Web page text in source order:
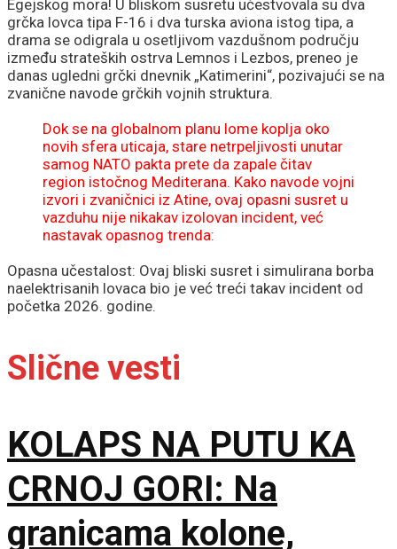
Egejskog mora! U bliskom susretu učestvovala su dva
grčka lovca tipa F-16 i dva turska aviona istog tipa, a
drama se odigrala u osetljivom vazdušnom području
između strateških ostrva Lemnos i Lezbos, preneo je
danas ugledni grčki dnevnik „Katimerini“, pozivajući se na
zvanične navode grčkih vojnih struktura.
Dok se na globalnom planu lome koplja oko
novih sfera uticaja, stare netrpeljivosti unutar
samog NATO pakta prete da zapale čitav
region istočnog Mediterana. Kako navode vojni
izvori i zvaničnici iz Atine, ovaj opasni susret u
vazduhu nije nikakav izolovan incident, već
nastavak opasnog trenda:
Opasna učestalost: Ovaj bliski susret i simulirana borba
naelektrisanih lovaca bio je već treći takav incident od
početka 2026. godine.
Slične vesti
KOLAPS NA PUTU KA
CRNOJ GORI: Na
granicama kolone,